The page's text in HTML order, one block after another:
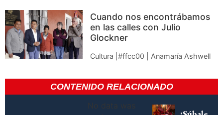
Cuando nos encontrábamos
en las calles con Julio
Glockner
Cultura |#ffcc00 | Anamaría Ashwell
CONTENIDO RELACIONADO
No data was